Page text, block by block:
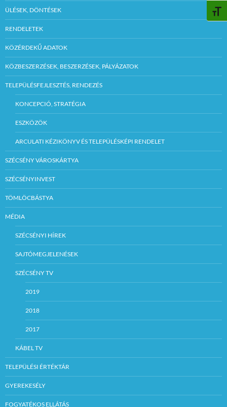
ÜLÉSEK, DÖNTÉSEK
RENDELETEK
KÖZÉRDEKŰ ADATOK
KÖZBESZERZÉSEK, BESZERZÉSEK, PÁLYÁZATOK
TELEPÜLÉSFEJLESZTÉS, RENDEZÉS
KONCEPCIÓ, STRATÉGIA
ESZKÖZÖK
ARCULATI KÉZIKÖNYV ÉS TELEPÜLÉSKÉPI RENDELET
SZÉCSÉNY VÁROSKÁRTYA
SZÉCSÉNYINVEST
TÖMLÖCBÁSTYA
MÉDIA
SZÉCSÉNYI HÍREK
SAJTÓMEGJELENÉSEK
SZÉCSÉNY TV
2019
2018
2017
KÁBEL TV
TELEPÜLÉSI ÉRTÉKTÁR
GYEREKESÉLY
FOGYATÉKOS ELLÁTÁS